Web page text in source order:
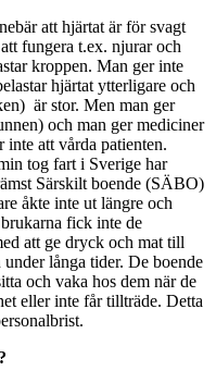
att hjärtat är för svagt
fungera t.ex. njurar och
kroppen. Man ger inte
hjärtat ytterligare och
är stor. Men man ger
och man ger mediciner
inte att vårda patienten.
tog fart i Sverige har
Särskilt boende (SÄBO)
åkte inte ut längre och
fick inte de
att ge dryck och mat till
långa tider. De boende
och vaka hos dem när de
eller inte får tillträde. Detta